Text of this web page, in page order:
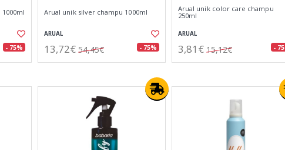
- 75%
Arual unik silver champu 1000ml
ARUAL
13,72€ 54,45€ - 75%
Arual unik color care champu
250ml
ARUAL
3,81€ 15,12€ -